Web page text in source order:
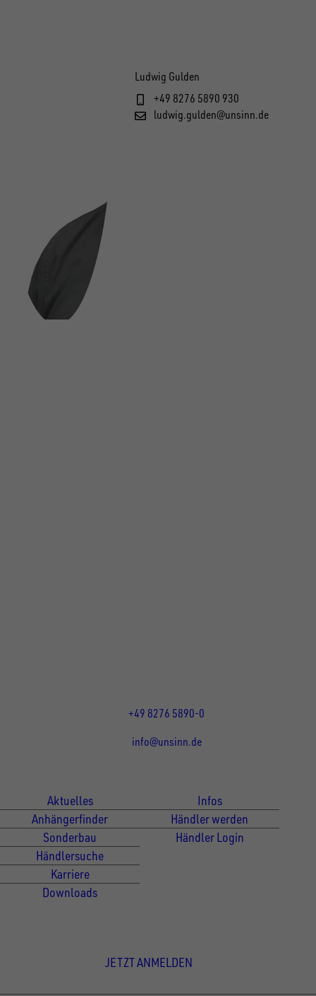
Ludwig Gulden
+49 8276 5890 930
ludwig.gulden@unsinn.de
+49 8276 5890-0
info@unsinn.de
Aktuelles
Anhängerfinder
Sonderbau
Händlersuche
Karriere
Downloads
Infos
Händler werden
Händler Login
JETZT ANMELDEN